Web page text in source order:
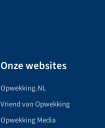
Onze websites
Opwekking.NL
Vriend van Opwekking
Opwekking Media